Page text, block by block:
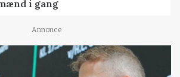
i gang
Annonce